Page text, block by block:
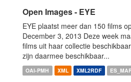
Open Images - EYE
EYE plaatst meer dan 150 films
December 3, 2013 Deze week
films uit haar collectie
zijn daarmee beschikbaar...
OAI-PMH XML XML2RDF